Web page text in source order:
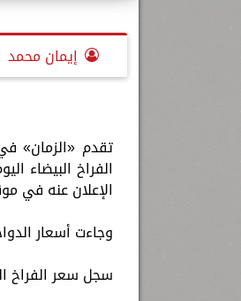
إيمان محمد
الفراخ البيضاء
الإعلان عنه في
وجاءت أسعار
سجل سعر الفراخ